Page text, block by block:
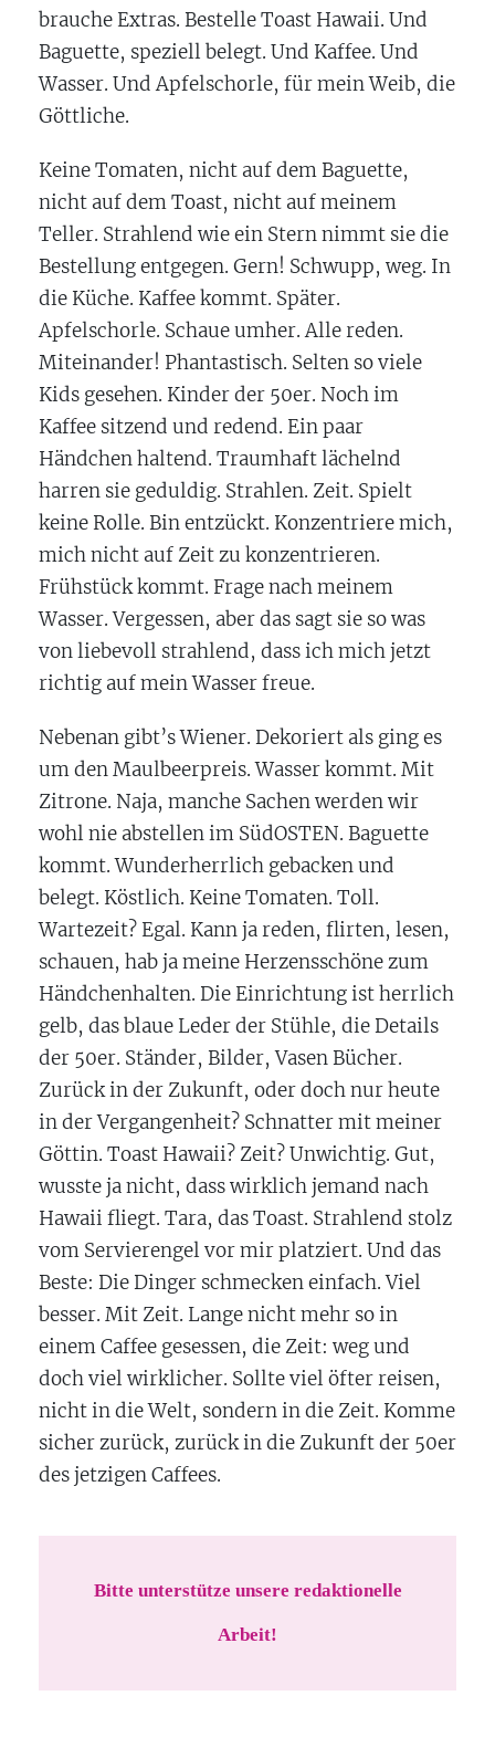
brauche Extras. Bestelle Toast Hawaii. Und
Baguette, speziell belegt. Und Kaffee. Und
Wasser. Und Apfelschorle, für mein Weib, die
Göttliche.
Keine Tomaten, nicht auf dem Baguette,
nicht auf dem Toast, nicht auf meinem
Teller. Strahlend wie ein Stern nimmt sie die
Bestellung entgegen. Gern! Schwupp, weg. In
die Küche. Kaffee kommt. Später.
Apfelschorle. Schaue umher. Alle reden.
Miteinander! Phantastisch. Selten so viele
Kids gesehen. Kinder der 50er. Noch im
Kaffee sitzend und redend. Ein paar
Händchen haltend. Traumhaft lächelnd
harren sie geduldig. Strahlen. Zeit. Spielt
keine Rolle. Bin entzückt. Konzentriere mich,
mich nicht auf Zeit zu konzentrieren.
Frühstück kommt. Frage nach meinem
Wasser. Vergessen, aber das sagt sie so was
von liebevoll strahlend, dass ich mich jetzt
richtig auf mein Wasser freue.
Nebenan gibt’s Wiener. Dekoriert als ging es
um den Maulbeerpreis. Wasser kommt. Mit
Zitrone. Naja, manche Sachen werden wir
wohl nie abstellen im SüdOSTEN. Baguette
kommt. Wunderherrlich gebacken und
belegt. Köstlich. Keine Tomaten. Toll.
Wartezeit? Egal. Kann ja reden, flirten, lesen,
schauen, hab ja meine Herzensschöne zum
Händchenhalten. Die Einrichtung ist herrlich
gelb, das blaue Leder der Stühle, die Details
der 50er. Ständer, Bilder, Vasen Bücher.
Zurück in der Zukunft, oder doch nur heute
in der Vergangenheit? Schnatter mit meiner
Göttin. Toast Hawaii? Zeit? Unwichtig. Gut,
wusste ja nicht, dass wirklich jemand nach
Hawaii fliegt. Tara, das Toast. Strahlend stolz
vom Servierengel vor mir platziert. Und das
Beste: Die Dinger schmecken einfach. Viel
besser. Mit Zeit. Lange nicht mehr so in
einem Caffee gesessen, die Zeit: weg und
doch viel wirklicher. Sollte viel öfter reisen,
nicht in die Welt, sondern in die Zeit. Komme
sicher zurück, zurück in die Zukunft der 50er
des jetzigen Caffees.
Bitte unterstütze unsere redaktionelle
Arbeit!